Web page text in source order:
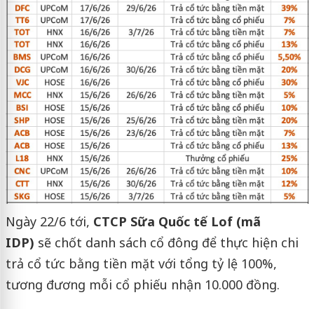
Ngày 22/6 tới, CTCP Sữa Quốc tế Lof (mã
IDP) sẽ chốt danh sách cổ đông để thực hiện chi
trả cổ tức bằng tiền mặt với tổng tỷ lệ 100%,
tương đương mỗi cổ phiếu nhận 10.000 đồng.